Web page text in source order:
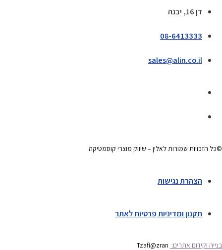
דן 16, יבנה
08-6413333
sales@alin.co.il
©כל הזכויות שמורות לאלין – שיווק מוצרי קוסמטיקה
הצהרת נגישות
תקנון ומדיניות פרטיות לאתר
בנייה וקידום אתרים: Tzafi@zran